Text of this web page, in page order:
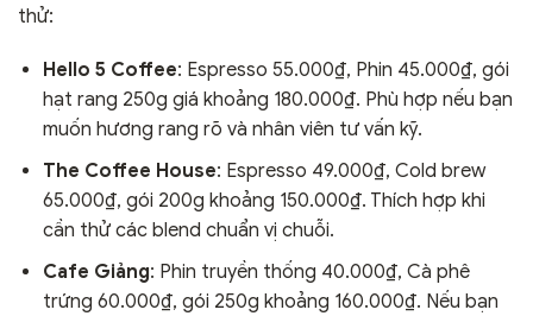
thử:
Hello 5 Coffee: Espresso 55.000₫, Phin 45.000₫, gói
hạt rang 250g giá khoảng 180.000₫. Phù hợp nếu bạn
muốn hương rang rõ và nhân viên tư vấn kỹ.
The Coffee House: Espresso 49.000₫, Cold brew
65.000₫, gói 200g khoảng 150.000₫. Thích hợp khi
cần thử các blend chuẩn vị chuỗi.
Cafe Giảng: Phin truyền thống 40.000₫, Cà phê
trứng 60.000₫, gói 250g khoảng 160.000₫. Nếu bạn